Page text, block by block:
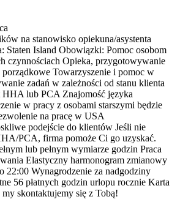
na stanowisko opiekuna/asystenta
Staten Island Obowiązki: Pomoc osobom
czynnościach Opieka, przygotowywanie
porządkowe Towarzyszenie i pomoc w
zadań w zależności od stanu klienta
lub PCA Znajomość języka
w pracy z osobami starszymi będzie
na pracę w USA
podejście do klientów Jeśli nie
PCA, firma pomoże Ci go uzyskać.
lub pełnym wymiarze godzin Praca
Elastyczny harmonogram zmianowy
22:00 Wynagrodzenie za nadgodziny
56 płatnych godzin urlopu rocznie Karta
my skontaktujemy się z Tobą!